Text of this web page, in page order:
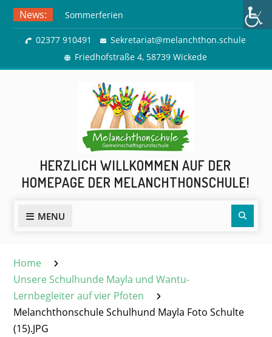
Skip
content
News:
Sommerferien
Ausflug zur Freilichtbühne
Herdringen
02377 910491
Sekretariat@melanchthon.schule
Friedhofstraße 4, 58739 Wickede
HERZLICH WILLKOMMEN AUF DER
HOMEPAGE DER MELANCHTHONSCHULE!
MENU
Home
Unsere Schulhunde Mayla und Wantu-
Lernbegleiter auf vier Pfoten
Melanchthonschule Schulhund Mayla Foto Schulte
(15).JPG